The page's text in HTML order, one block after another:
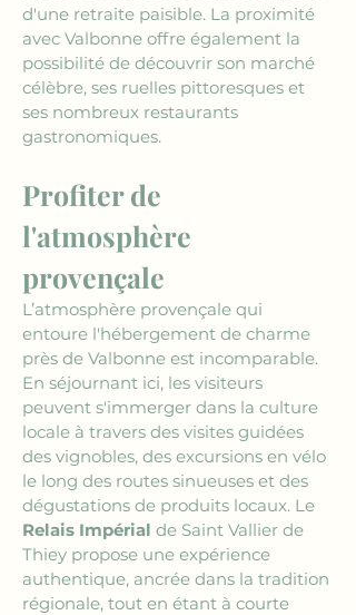
d'une retraite paisible. La proximité
avec Valbonne offre également la
possibilité de découvrir son marché
célèbre, ses ruelles pittoresques et
ses nombreux restaurants
gastronomiques.
Profiter de
l'atmosphère
provençale
L’atmosphère provençale qui
entoure l'hébergement de charme
près de Valbonne est incomparable.
En séjournant ici, les visiteurs
peuvent s'immerger dans la culture
locale à travers des visites guidées
des vignobles, des excursions en vélo
le long des routes sinueuses et des
dégustations de produits locaux. Le
Relais Impérial de Saint Vallier de
Thiey propose une expérience
authentique, ancrée dans la tradition
régionale, tout en étant à courte